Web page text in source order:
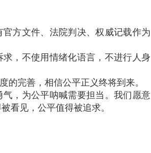
方文件、法院判决、权威记载作为
，不使用情绪化语言，不进行人身
的完善，相信公平正义终将到来。
，为公平呐喊需要担当。我们愿意
看见，公平值得被追求。